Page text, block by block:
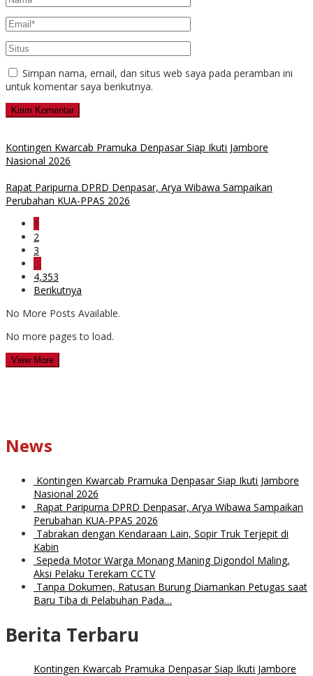
Simpan nama, email, dan situs web saya pada peramban ini
untuk komentar saya berikutnya.
Kontingen Kwarcab Pramuka Denpasar Siap Ikuti Jambore
Nasional 2026
Rapat Paripurna DPRD Denpasar, Arya Wibawa Sampaikan
Perubahan KUA-PPAS 2026
1
2
3
…
4,353
Berikutnya
No More Posts Available.
No more pages to load.
View More
News
Kontingen Kwarcab Pramuka Denpasar Siap Ikuti Jambore
Nasional 2026
Rapat Paripurna DPRD Denpasar, Arya Wibawa Sampaikan
Perubahan KUA-PPAS 2026
Tabrakan dengan Kendaraan Lain, Sopir Truk Terjepit di
Kabin
Sepeda Motor Warga Monang Maning Digondol Maling,
Aksi Pelaku Terekam CCTV
Tanpa Dokumen, Ratusan Burung Diamankan Petugas saat
Baru Tiba di Pelabuhan Pada…
Berita Terbaru
Kontingen Kwarcab Pramuka Denpasar Siap Ikuti Jambore